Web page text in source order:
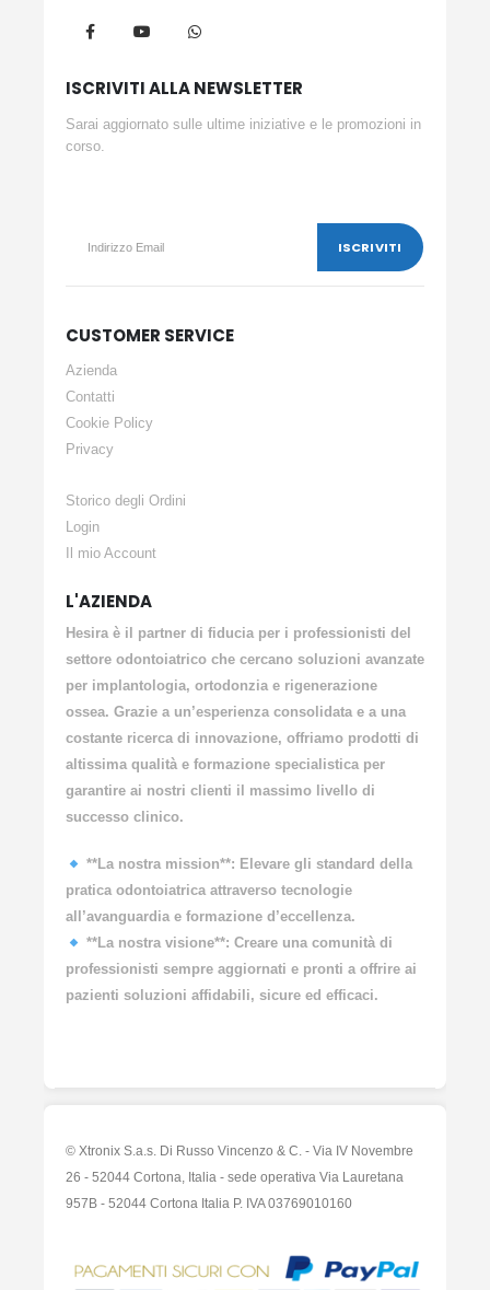
ISCRIVITI ALLA NEWSLETTER
Sarai aggiornato sulle ultime iniziative e le promozioni in
corso.
CUSTOMER SERVICE
Azienda
Contatti
Cookie Policy
Privacy
Storico degli Ordini
Login
Il mio Account
L'AZIENDA
Hesira è il partner di fiducia per i professionisti del
settore odontoiatrico che cercano soluzioni avanzate
per implantologia, ortodonzia e rigenerazione
ossea. Grazie a un’esperienza consolidata e a una
costante ricerca di innovazione, offriamo prodotti di
altissima qualità e formazione specialistica per
garantire ai nostri clienti il massimo livello di
successo clinico.
**La nostra mission**: Elevare gli standard della
pratica odontoiatrica attraverso tecnologie
all’avanguardia e formazione d’eccellenza.
**La nostra visione**: Creare una comunità di
professionisti sempre aggiornati e pronti a offrire ai
pazienti soluzioni affidabili, sicure ed efficaci.
© Xtronix S.a.s. Di Russo Vincenzo & C. - Via IV Novembre
26 - 52044 Cortona, Italia - sede operativa Via Lauretana
957B - 52044 Cortona Italia P. IVA 03769010160